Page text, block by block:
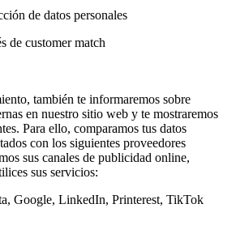
de datos personales
de customer match
también te informaremos sobre
en nuestro sitio web y te mostraremos
Para ello, comparamos tus datos
con los siguientes proveedores
sus canales de publicidad online,
sus servicios:
Google, LinkedIn, Printerest, TikTok